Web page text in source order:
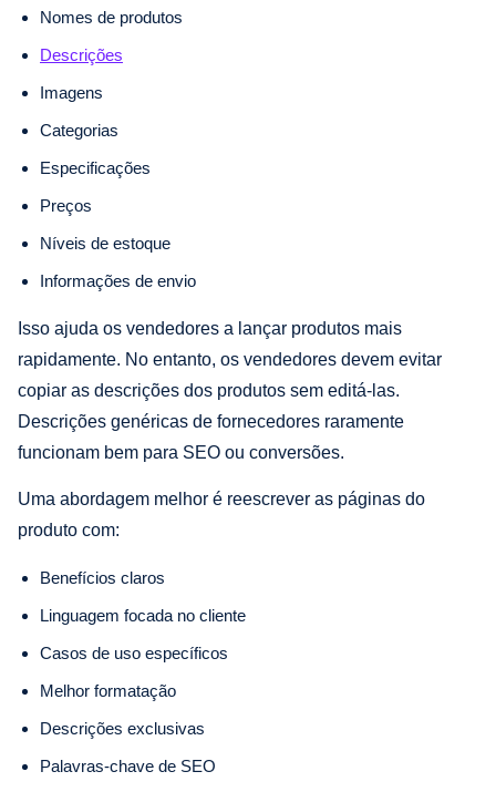
Nomes de produtos
Descrições
Imagens
Categorias
Especificações
Preços
Níveis de estoque
Informações de envio
Isso ajuda os vendedores a lançar produtos mais
rapidamente. No entanto, os vendedores devem evitar
copiar as descrições dos produtos sem editá-las.
Descrições genéricas de fornecedores raramente
funcionam bem para SEO ou conversões.
Uma abordagem melhor é reescrever as páginas do
produto com:
Benefícios claros
Linguagem focada no cliente
Casos de uso específicos
Melhor formatação
Descrições exclusivas
Palavras-chave de SEO